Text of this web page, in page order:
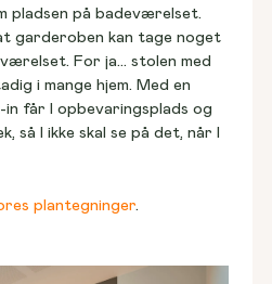
pladsen på badeværelset.
garderoben kan tage noget
For ja… stolen med
i mange hjem. Med en
får I opbevaringsplads og
så I ikke skal se på det, når I
plantegninger.